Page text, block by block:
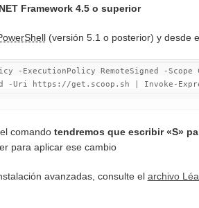
Framework 4.5 o superior
(versión 5.1 o posterior) y desde
- ExecutionPolicy RemoteSigned -
-Uri https: //get . scoop . sh Invoke-
comando tendremos que escribir «S»
para aplicar ese cambio
avanzadas, consulte el archivo